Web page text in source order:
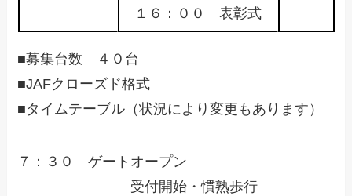
１６：００ 表彰式
■募集台数 ４０台
■JAFクローズド格式
■タイムテーブル（状況により変更もあります）
７：３０ ゲートオープン
受付開始・慣熟歩行